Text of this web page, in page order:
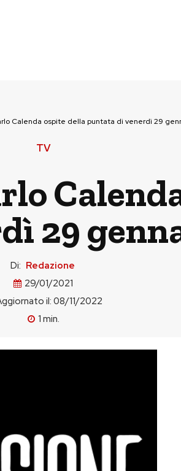
Calenda ospite della puntata di venerdì 29
TV
29
Di: Redazione
29/01/2021
il:08/11/2022
1 min.